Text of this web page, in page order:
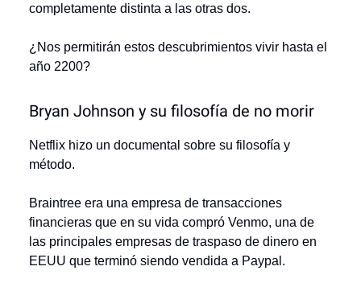
completamente distinta a las otras dos.
¿Nos permitirán estos descubrimientos vivir hasta el
año 2200?
Bryan Johnson y su filosofía de no morir
Netflix hizo un documental sobre su filosofía y
método.
Braintree era una empresa de transacciones
financieras que en su vida compró Venmo, una de
las principales empresas de traspaso de dinero en
EEUU que terminó siendo vendida a Paypal.